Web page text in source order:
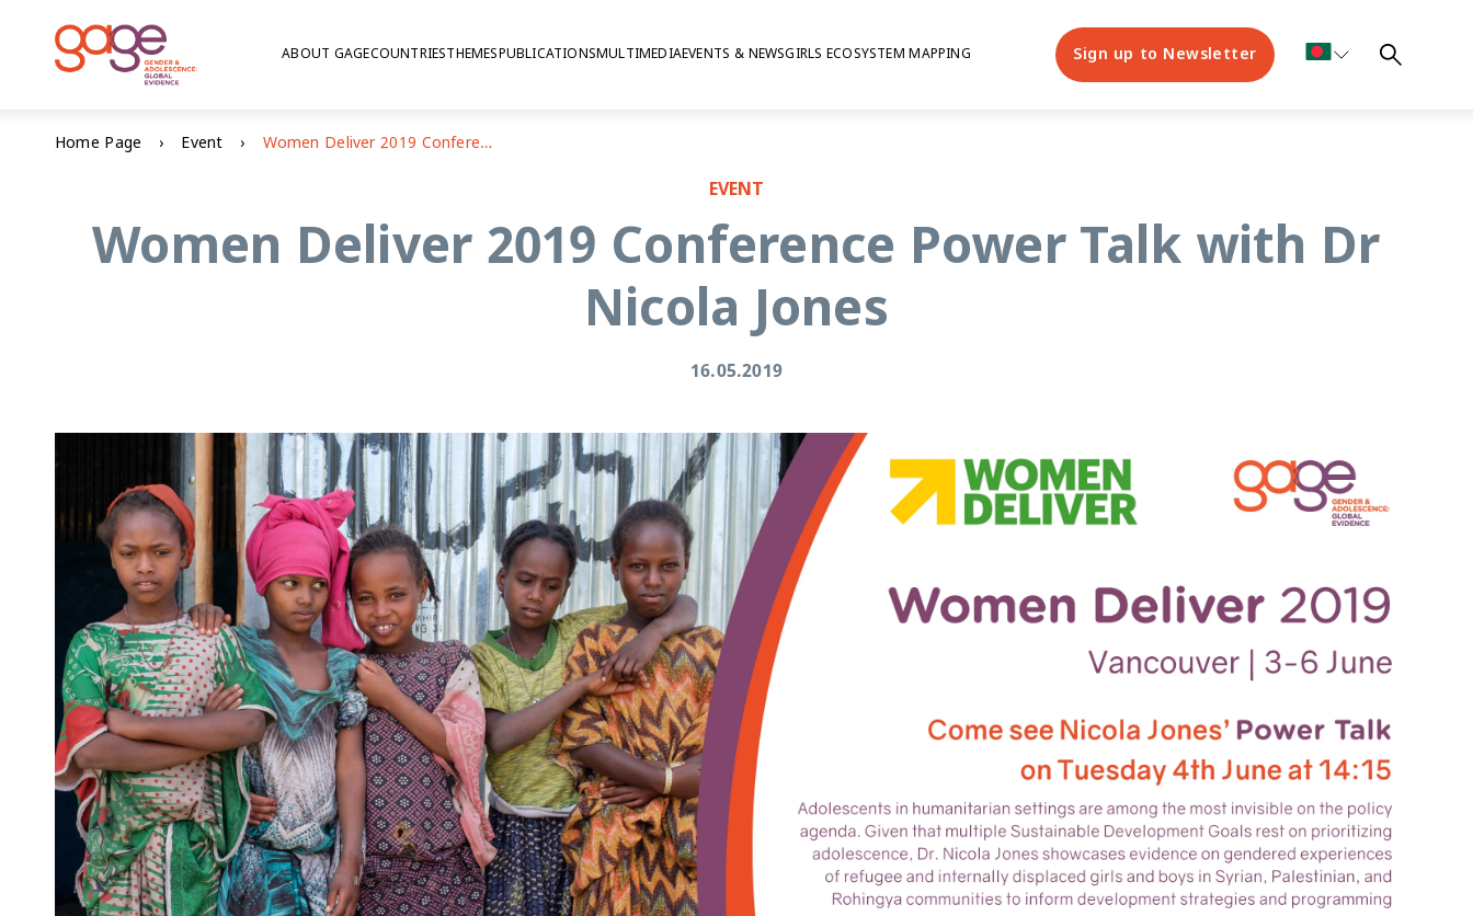
ABOUT GAGECOUNTRIESTHEMESPUBLICATIONSMULTIMEDIAEVENTS & NEWSGIRLS ECOSYSTEM MAPPING Sign up to Newsletter
Home Page Event Women Deliver 2019 Conference Power Talk with Dr Nicola Jones
EVENT
Women Deliver 2019 Conference Power Talk with Dr
Nicola Jones
16.05.2019